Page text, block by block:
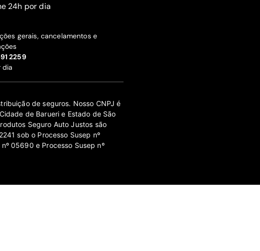
24h por dia
gerais, cancelamentos e
2259
dia
de seguros. Nosso CNPJ é
de Barueri e Estado de São
Seguro Auto Justos são
sob o Processo Susep nº
05690 e Processo Susep nº